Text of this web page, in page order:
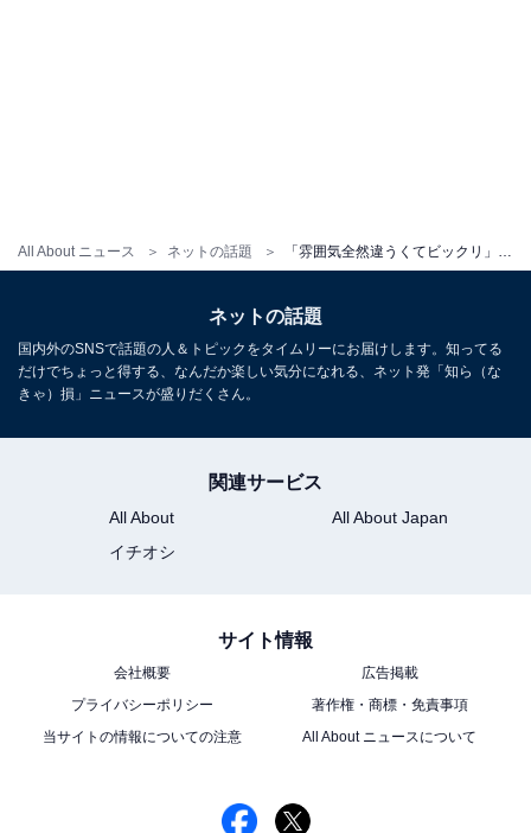
All About ニュース ネットの話題 「雰囲気全然違うくてビックリ」ファーストサマーウイカ、ショートカット姿に反響！ 「めちゃくちゃ美人」
ネットの話題
国内外のSNSで話題の人＆トピックをタイムリーにお届けします。知ってる
だけでちょっと得する、なんだか楽しい気分になれる、ネット発「知ら（な
きゃ）損」ニュースが盛りだくさん。
関連サービス
All About
All About Japan
イチオシ
サイト情報
会社概要
広告掲載
プライバシーポリシー
著作権・商標・免責事項
当サイトの情報についての注意
All About ニュースについて